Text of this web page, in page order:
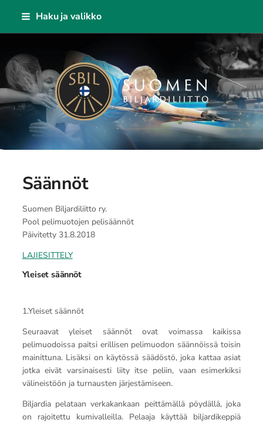
Siirry
Haku ja valikko
Suomen Biljardiliitto ry
Säännöt
Suomen Biljardiliitto ry.
Pool pelimuotojen pelisäännöt
Päivitetty 31.8.2018
LAJIESITTELY
Yleiset säännöt
1.Yleiset säännöt
Seuraavat yleiset säännöt ovat voimassa kaikissa
pelimuodoissa paitsi erillisen pelimuodon säännöissä toisin
mainittuna. Lisäksi on käytössä säädöstö, joka kattaa asiat
jotka eivät varsinaisesti liity itse peliin, vaan esimerkiksi
välineistöön ja turnausten järjestämiseen.
Biljardia pelataan verkakankaan peittämällä pöydällä, joka
on rajoitettu kumivalleilla. Pelaaja käyttää biljardikeppiä